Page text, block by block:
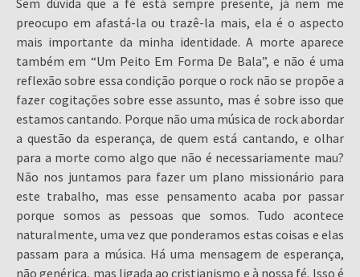
preocupo em afastá-la ou trazê-la mais, ela é o aspecto
mais importante da minha identidade. A morte aparece
também em “Um Peito Em Forma De Bala”, e não é uma
reflexão sobre essa condição porque o rock não se propõe a
fazer cogitações sobre esse assunto, mas é sobre isso que
estamos cantando. Porque não uma música de rock abordar
a questão da esperança, de quem está cantando, e olhar
para a morte como algo que não é necessariamente mau?
Não nos juntamos para fazer um plano missionário para
este trabalho, mas esse pensamento acaba por passar
porque somos as pessoas que somos. Tudo acontece
naturalmente, uma vez que ponderamos estas coisas e elas
passam para a música. Há uma mensagem de esperança,
não genérica, mas ligada ao cristianismo e à nossa fé. Isso é